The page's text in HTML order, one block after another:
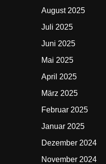
August 2025
Juli 2025
Juni 2025
Mai 2025
April 2025
März 2025
Februar 2025
Januar 2025
Dezember 2024
November 2024